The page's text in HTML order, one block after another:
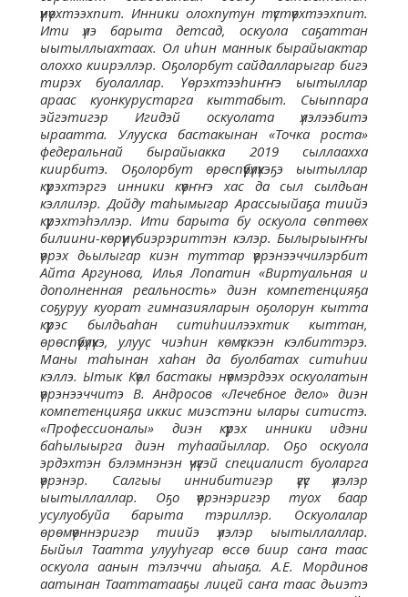
үүнүөхтээхпит. Инники олохпутун түстүөхтээхпит.
Ити үлэ барыта детсад, оскуола саҕаттан
ыытыллыахтаах. Ол иһин маннык бырайыактар
олоххо киирэллэр. Оҕолорбут сайдалларыгар бигэ
тирэх буолаллар. Үөрэхтээһиҥҥэ ыытыллар
араас куонкурустарга кыттабыт. Сыыппара
эйгэтигэр Игидэй оскуолата үлэлээбитэ
ыраатта. Улууска бастакынан «Точка роста»
федеральнай бырайыакка 2019 сыллаахха
киирбитэ. Оҕолорбут өрөспүүбүлүкэҕэ ыытыллар
күрэхтэргэ инники күөҥҥэ хас да сыл сылдьан
кэллилэр. Дойду таһымыгар Арассыыйаҕа тиийэ
күрэхтэһэллэр. Ити барыта бу оскуола сөптөөх
билиини-көрүүнү биэрэриттэн кэлэр. Былырыыҥҥы
үөрэх дьылыгар киэн туттар үөрэнээччилэрбит
Айта Аргунова, Илья Лопатин «Виртуальная и
дополненная реальность» диэн компетенцияҕа
соҕуруу куорат гимназияларын оҕолорун кытта
күрэс былдьаһан ситиһиилээхтик кыттан,
өрөспүүбүлүкэ, улуус чиэһин көмүскээн кэлбиттэрэ.
Маны таһынан хаһан да буолбатах ситиһии
кэллэ. Ытык Күөл бастакы нүөмэрдээх оскуолатын
үөрэнээччитэ В. Андросов «Лечебное дело» диэн
компетенцияҕа иккис миэстэни ылары ситистэ.
«Профессионалы» диэн күрэх инники идэни
баһылыырга диэн туһаайыллар. Оҕо оскуола
эрдэхтэн бэлэмнэнэн үчүгэй специалист буоларга
үөрэнэр. Салгыы иннибитигэр үгүс үлэлэр
ыытыллаллар. Оҕо үөрэнэригэр туох баар
усулуобуйа барыта тэриллэр. Оскуолалар
өрөмүөннэригэр тиийэ үлэлэр ыытыллаллар.
Быйыл Таатта улууһугар өссө биир саҥа таас
оскуола аанын тэлэччи аһыаҕа. А.Е. Мординов
аатынан Тааттатааҕы лицей саҥа таас дьиэтэ